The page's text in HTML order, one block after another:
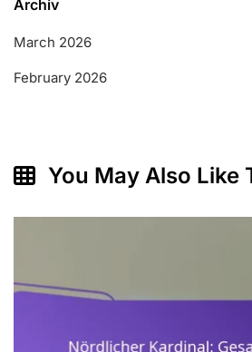
Archiv
March 2026
February 2026
You May Also Like